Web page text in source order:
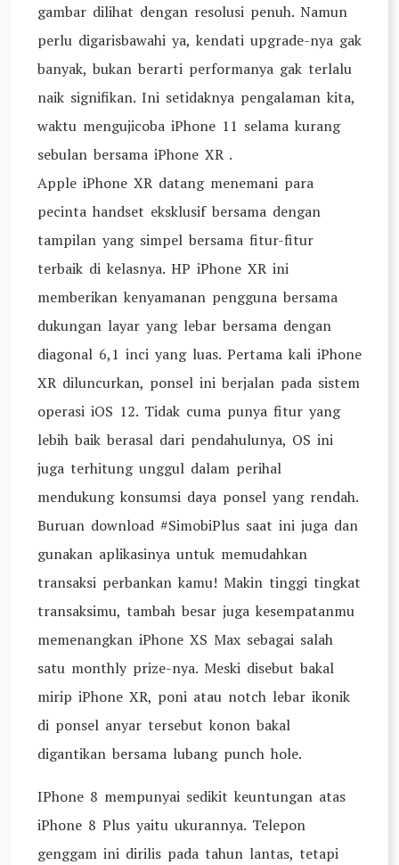
gambar dilihat dengan resolusi penuh. Namun
perlu digarisbawahi ya, kendati upgrade-nya gak
banyak, bukan berarti performanya gak terlalu
naik signifikan. Ini setidaknya pengalaman kita,
waktu mengujicoba iPhone 11 selama kurang
sebulan bersama iPhone XR .
Apple iPhone XR datang menemani para
pecinta handset eksklusif bersama dengan
tampilan yang simpel bersama fitur-fitur
terbaik di kelasnya. HP iPhone XR ini
memberikan kenyamanan pengguna bersama
dukungan layar yang lebar bersama dengan
diagonal 6,1 inci yang luas. Pertama kali iPhone
XR diluncurkan, ponsel ini berjalan pada sistem
operasi iOS 12. Tidak cuma punya fitur yang
lebih baik berasal dari pendahulunya, OS ini
juga terhitung unggul dalam perihal
mendukung konsumsi daya ponsel yang rendah.
Buruan download #SimobiPlus saat ini juga dan
gunakan aplikasinya untuk memudahkan
transaksi perbankan kamu! Makin tinggi tingkat
transaksimu, tambah besar juga kesempatanmu
memenangkan iPhone XS Max sebagai salah
satu monthly prize-nya. Meski disebut bakal
mirip iPhone XR, poni atau notch lebar ikonik
di ponsel anyar tersebut konon bakal
digantikan bersama lubang punch hole.
IPhone 8 mempunyai sedikit keuntungan atas
iPhone 8 Plus yaitu ukurannya. Telepon
genggam ini dirilis pada tahun lantas, tetapi